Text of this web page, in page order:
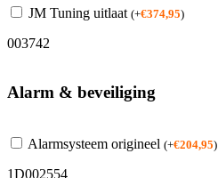
JM Tuning uitlaat (+€374,95)
003742
Alarm & beveiliging
Alarmsysteem origineel (+€204,95)
1D002554